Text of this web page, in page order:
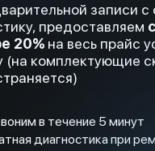
записи с
предоставляем
20% на весь прайс
(на комплектующие
в течение 5 минут
диагностика при